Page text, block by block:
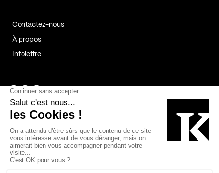
Contactez-nous
À propos
Infolettre
Page Facebook de Kollectif
Page Instagram de Kollectif
Page Linkedin de Kollectif
Bâtiment-Durable-Québec-1
Esquisses-1